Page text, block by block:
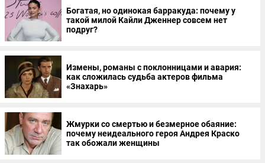
Богатая, но одинокая барракуда: почему у
такой милой Кайли Дженнер совсем нет
подруг?
Измены, романы с поклонницами и авария:
как сложилась судьба актеров фильма
«Знахарь»
Жмурки со смертью и безмерное обаяние:
почему неидеального героя Андрея Краско
так обожали женщины